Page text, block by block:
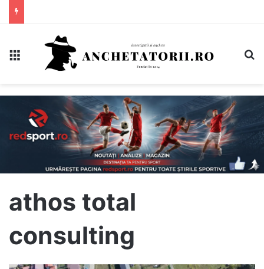
athos total
consulting